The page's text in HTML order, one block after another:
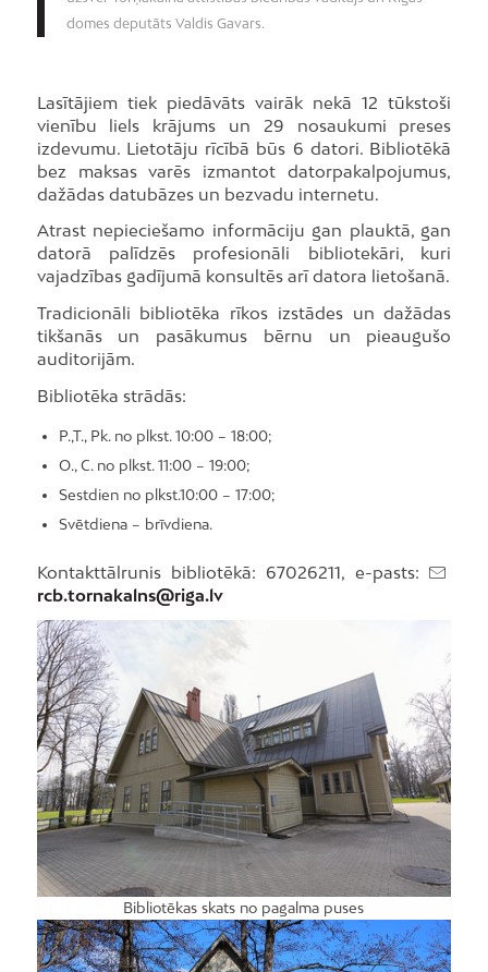
domes deputāts Valdis Gavars.
Lasītājiem tiek piedāvāts vairāk nekā 12 tūkstoši
vienību liels krājums un 29 nosaukumi preses
izdevumu. Lietotāju rīcībā būs 6 datori. Bibliotēkā
bez maksas varēs izmantot datorpakalpojumus,
dažādas datubāzes un bezvadu internetu.
Atrast nepieciešamo informāciju gan plauktā, gan
datorā palīdzēs profesionāli bibliotekāri, kuri
vajadzības gadījumā konsultēs arī datora lietošanā.
Tradicionāli bibliotēka rīkos izstādes un dažādas
tikšanās un pasākumus bērnu un pieaugušo
auditorijām.
Bibliotēka strādās:
P.,T., Pk. no plkst. 10:00 – 18:00;
O., C. no plkst. 11:00 – 19:00;
Sestdien no plkst.10:00 – 17:00;
Svētdiena – brīvdiena.
Kontakttālrunis bibliotēkā: 67026211, e-pasts:
rcb.tornakalns@riga.lv
Bibliotēkas skats no pagalma puses